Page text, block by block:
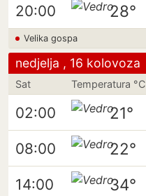
20:00 28°
Velika gospa
nedjelja , 16 kolovoza
Sat Temperatura °C
02:00 21°
08:00 22°
14:00 34°